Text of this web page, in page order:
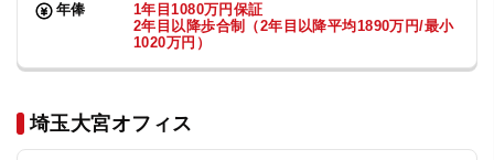
年俸
1年目1080万円保証
2年目以降歩合制（2年目以降平均1890万円/最小
1020万円）
埼玉大宮オフィス